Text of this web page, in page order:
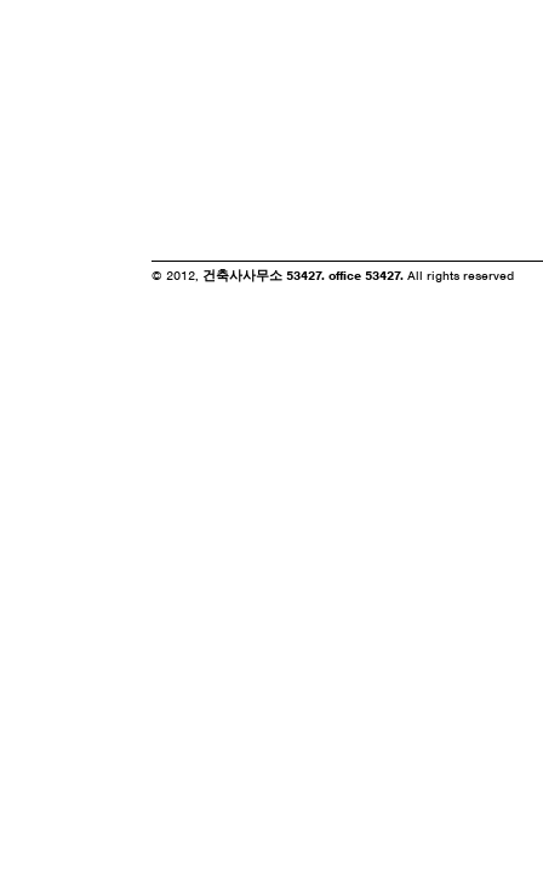
© 2012, 건축사사무소 53427. office 53427. All rights reserved